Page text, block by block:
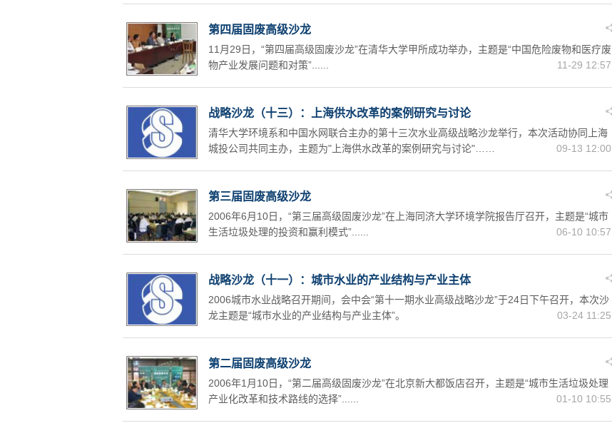
第四届固废高级沙龙
11月29日，“第四届高级固废沙龙”在清华大学甲所成功举办，主题是“中国危险废物和医疗废
物产业发展问题和对策”......
11-29 12:57
战略沙龙（十三）：上海供水改革的案例研究与讨论
清华大学环境系和中国水网联合主办的第十三次水业高级战略沙龙举行，本次活动协同上海
城投公司共同主办，主题为"上海供水改革的案例研究与讨论"……
09-13 12:00
第三届固废高级沙龙
2006年6月10日，“第三届高级固废沙龙”在上海同济大学环境学院报告厅召开，主题是“城市
生活垃圾处理的投资和赢利模式”......
06-10 10:57
战略沙龙（十一）：城市水业的产业结构与产业主体
2006城市水业战略召开期间，会中会“第十一期水业高级战略沙龙”于24日下午召开，本次沙
龙主题是“城市水业的产业结构与产业主体”。
03-24 11:25
第二届固废高级沙龙
2006年1月10日，“第二届高级固废沙龙”在北京新大都饭店召开，主题是“城市生活垃圾处理
产业化改革和技术路线的选择”......
01-10 10:55